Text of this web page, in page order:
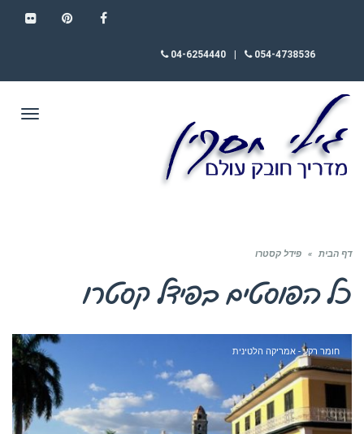
054-4738536
04-6254440
דף הבית » פידל קסטרו
כל הפוסטים בפידל קסטרו
חומר רקע - אמריקה הלטינית